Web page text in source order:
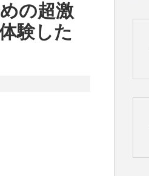
の超激
験した